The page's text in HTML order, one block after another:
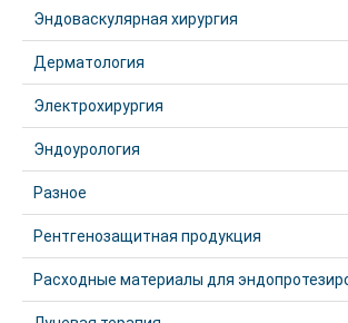
Эндоваскулярная хирургия
Дерматология
Электрохирургия
Эндоурология
Разное
Рентгенозащитная продукция
Расходные материалы для